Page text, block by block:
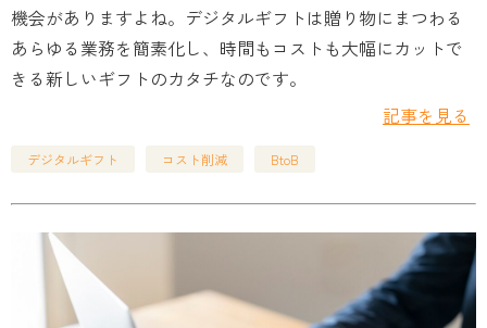
機会がありますよね。デジタルギフトは贈り物にまつわる
あらゆる業務を簡素化し、時間もコストも大幅にカットで
きる新しいギフトのカタチなのです。
記事を見る
デジタルギフト コスト削減 BtoB